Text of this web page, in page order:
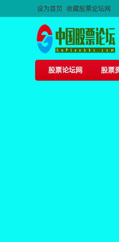
设为首页 收藏股票论坛网
股票论坛网 股票